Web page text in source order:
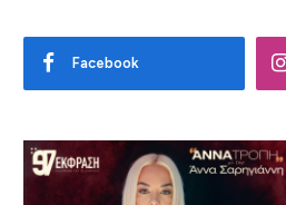
Facebook